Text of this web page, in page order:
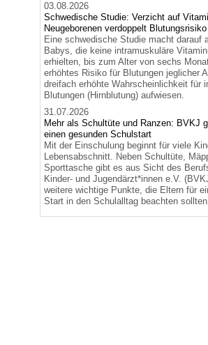
03.08.2026
Schwedische Studie: Verzicht auf
Neugeborenen verdoppelt Blutungsrisiko
Eine schwedische Studie macht darauf
Babys, die keine intramuskuläre
erhielten, bis zum Alter von sechs
erhöhtes Risiko für Blutungen jeglicher
dreifach erhöhte Wahrscheinlichkeit für
Blutungen (Hirnblutung) aufwiesen.
31.07.2026
Mehr als Schultüte und Ranzen: BVKJ
einen gesunden Schulstart
Mit der Einschulung beginnt für viele
Lebensabschnitt. Neben Schultüte,
Sporttasche gibt es aus Sicht des
Kinder- und Jugendärzt*innen e.V.
weitere wichtige Punkte, die Eltern für
Start in den Schulalltag beachten